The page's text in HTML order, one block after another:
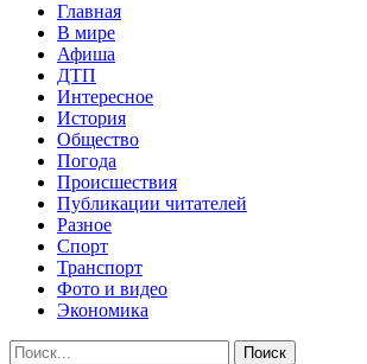
Главная
В мире
Афиша
ДТП
Интересное
История
Общество
Погода
Происшествия
Публикации читателей
Разное
Спорт
Транспорт
Фото и видео
Экономика